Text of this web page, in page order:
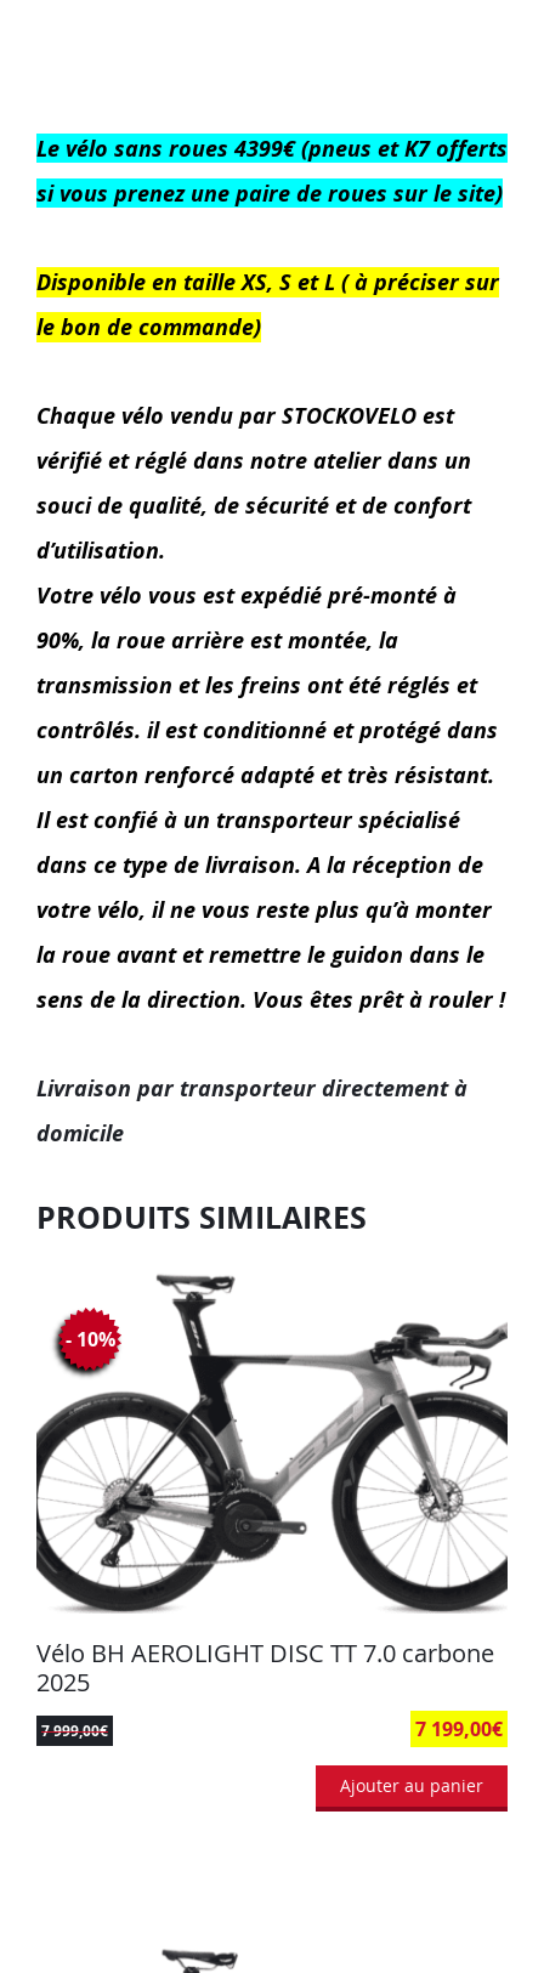
Le vélo sans roues 4399€ (pneus et K7 offerts
si vous prenez une paire de roues sur le site)
Disponible en taille XS, S et L ( à préciser sur
le bon de commande)
Chaque vélo vendu par STOCKOVELO est
vérifié et réglé dans notre atelier dans un
souci de qualité, de sécurité et de confort
d’utilisation.
Votre vélo vous est expédié pré-monté à
90%, la roue arrière est montée, la
transmission et les freins ont été réglés et
contrôlés. il est conditionné et protégé dans
un carton renforcé adapté et très résistant.
Il est confié à un transporteur spécialisé
dans ce type de livraison. A la réception de
votre vélo, il ne vous reste plus qu’à monter
la roue avant et remettre le guidon dans le
sens de la direction. Vous êtes prêt à rouler !
Livraison par transporteur directement à
domicile
PRODUITS SIMILAIRES
Vélo BH AEROLIGHT DISC TT 7.0 carbone
2025
7 999,00€ 7 199,00€
- 10%
Ajouter au panier